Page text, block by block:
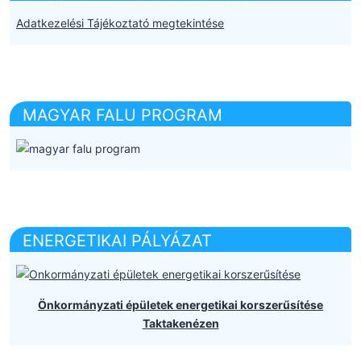
Adatkezelési Tájékoztató megtekintése
MAGYAR FALU PROGRAM
ENERGETIKAI PÁLYÁZAT
Önkormányzati épületek energetikai korszerűsítése
Taktakenézen